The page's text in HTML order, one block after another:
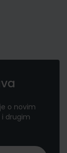
o novim
drugim